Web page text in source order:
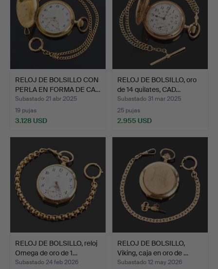
RELOJ DE BOLSILLO CON
PERLA EN FORMA DE CA…
Subastado 21 abr 2025
19 pujas
3.128 USD
RELOJ DE BOLSILLO, oro
de 14 quilates, CAD…
Subastado 31 mar 2025
25 pujas
2.955 USD
RELOJ DE BOLSILLO, reloj
Omega de oro de 1…
Subastado 24 feb 2026
RELOJ DE BOLSILLO,
Viking, caja en oro de …
Subastado 12 may 2026